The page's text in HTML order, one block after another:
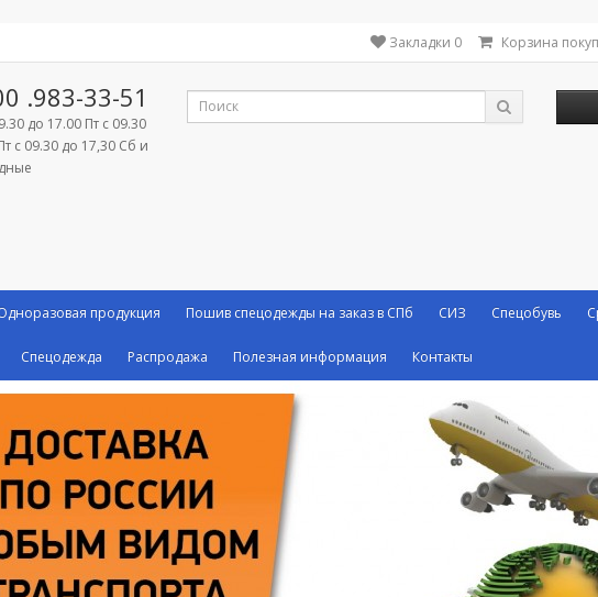
Закладки 0 Корзина
.983-33-51
до 17.00 Пт с 09.30
с 09.30 до 17,30 Сб и
продукция Пошив спецодежды на заказ в СПб СИЗ Спецобувь
Спецодежда Распродажа Полезная информация Контакты